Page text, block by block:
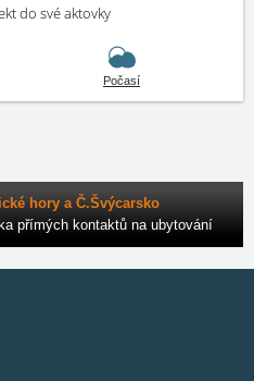
do své aktovky
Počasí
hory a Č.Švýcarsko
přímých kontaktů na ubytování